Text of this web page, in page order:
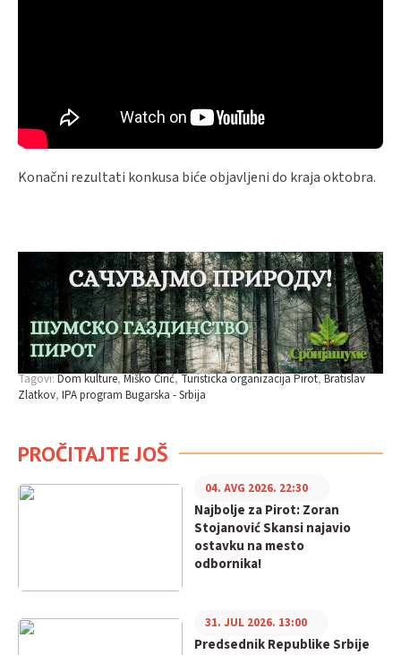
Konačni rezultati konkusa biće objavljeni do kraja oktobra.
Tagovi:Dom kulture Miško Ćirić Turisticka organizacija Pirot Bratislav
Zlatkov IPA program Bugarska - Srbija
PROČITAJTE JOŠ
Najbolje za Pirot: Zoran
Stojanović Skansi najavio
ostavku na mesto
odbornika!
04. AVG 2026. 22:30
Predsednik Republike Srbije
31. JUL 2026. 13:00